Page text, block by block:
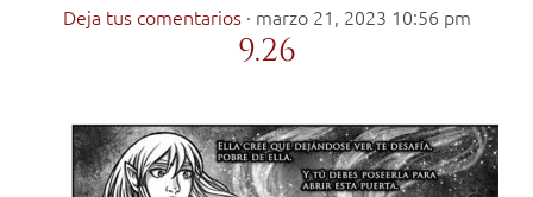
Deja tus comentarios· marzo 21, 2023 10:56 pm
9.26